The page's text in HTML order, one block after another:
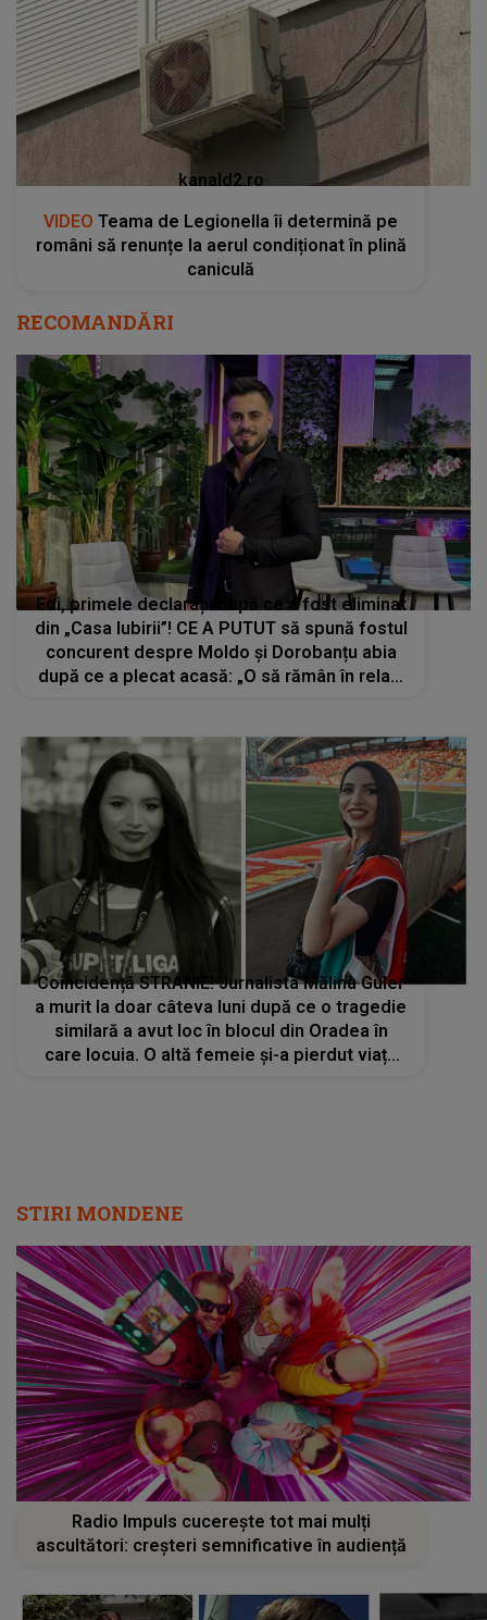
kanald2.ro
VIDEO Teama de Legionella îi determină pe
români să renunțe la aerul condiționat în plină
caniculă
RECOMANDĂRI
Edi, primele declarații după ce a fost eliminat
din „Casa Iubirii”! CE A PUTUT să spună fostul
concurent despre Moldo și Dorobanțu abia
după ce a plecat acasă: „O să rămân în relații
Coincidență STRANIE! Jurnalista Mălina Guler
a murit la doar câteva luni după ce o tragedie
similară a avut loc în blocul din Oradea în
care locuia. O altă femeie și-a pierdut viața
STIRI MONDENE
Radio Impuls cucerește tot mai mulți
ascultători: creșteri semnificative în audiență